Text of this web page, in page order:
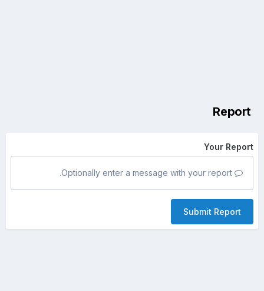
Report
Your Report
Submit Report